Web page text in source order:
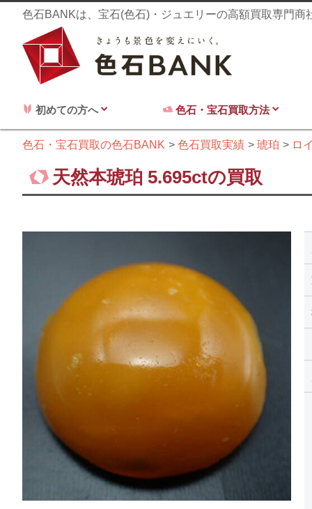
色石BANKは、宝石(色石)・ジュエリーの高額買取専門
初めての方へ 色石・宝石買取方法
色石・宝石買取の色石BANK 色石買取実績 琥珀 ロ
天然本琥珀 5.695ctの買取